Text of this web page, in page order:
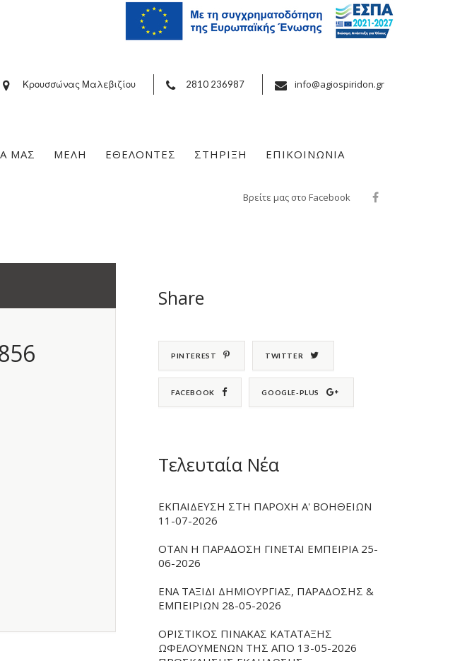
Κρουσσώνας Μαλεβιζίου 2810 236987 info@agiospiridon.gr
ΜΑΣ ΜΕΛΗ ΕΘΕΛΟΝΤΕΣ ΣΤΗΡΙΞΗ ΕΠΙΚΟΙΝΩΝΙΑ
Βρείτε μας στο Facebook
Share
PINTEREST TWITTER
FACEBOOK GOOGLE-PLUS
Τελευταία Νέα
ΕΚΠΑΙΔΕΥΣΗ ΣΤΗ ΠΑΡΟΧΗ Α' ΒΟΗΘΕΙΩΝ
11-07-2026
ΟΤΑΝ Η ΠΑΡΑΔΟΣΗ ΓΙΝΕΤΑΙ ΕΜΠΕΙΡΙΑ 25-
06-2026
ΕΝΑ ΤΑΞΙΔΙ ΔΗΜΙΟΥΡΓΙΑΣ, ΠΑΡΑΔΟΣΗΣ &
ΕΜΠΕΙΡΙΩΝ 28-05-2026
ΟΡΙΣΤΙΚΟΣ ΠΙΝΑΚΑΣ ΚΑΤΑΤΑΞΗΣ
ΩΦΕΛΟΥΜΕΝΩΝ ΤΗΣ ΑΠΟ 13-05-2026